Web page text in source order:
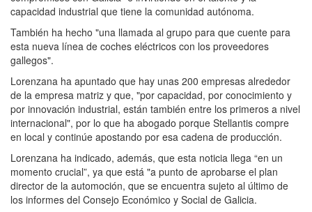
capacidad industrial que tiene la comunidad autónoma.
También ha hecho "una llamada al grupo para que cuente para
esta nueva línea de coches eléctricos con los proveedores
gallegos".
Lorenzana ha apuntado que hay unas 200 empresas alrededor
de la empresa matriz y que, "por capacidad, por conocimiento y
por innovación industrial, están también entre los primeros a nivel
internacional", por lo que ha abogado porque Stellantis compre
en local y continúe apostando por esa cadena de producción.
Lorenzana ha indicado, además, que esta noticia llega “en un
momento crucial”, ya que está "a punto de aprobarse el plan
director de la automoción, que se encuentra sujeto al último de
los informes del Consejo Económico y Social de Galicia.